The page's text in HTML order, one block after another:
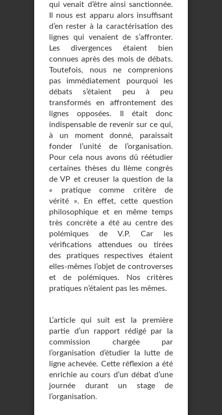
qui venait d’être ainsi sanctionnée.
Il nous est apparu alors insuffisant
d’en rester à la caractérisation des
lignes qui venaient de s’affronter.
Les divergences étaient bien
connues après des mois de débats.
Toutefois, nous ne comprenions
pas immédiatement pourquoi les
débats s’étaient peu à peu
transformés en affrontement des
lignes opposées. Il était donc
indispensable de revenir sur ce qui,
à un moment donné, paraissait
fonder l’unité de l’organisation.
Pour cela nous avons dû réétudier
certaines thèses du Ilème congrès
de VP et creuser la question de la
« pratique comme critère de
vérité ». En effet, cette question
philosophique et en même temps
très concrète a été au centre des
polémiques de V.P. Car les
vérifications attendues ou tirées
des pratiques respectives étaient
elles-mêmes l’objet de controverses
et de polémiques. Nos critères
pratiques n’étaient pas les mêmes.
L’article qui suit est la première
partie d’un rapport rédigé par la
commission chargée par
l’organisation d’étudier la lutte de
ligne achevée. Cette réflexion a été
enrichie au cours d’un débat d’une
journée durant un stage de
l’organisation.